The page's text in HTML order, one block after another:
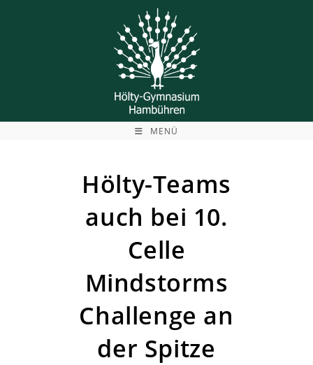
MENÜ
Hölty-Teams
auch bei 10.
Celle
Mindstorms
Challenge an
der Spitze